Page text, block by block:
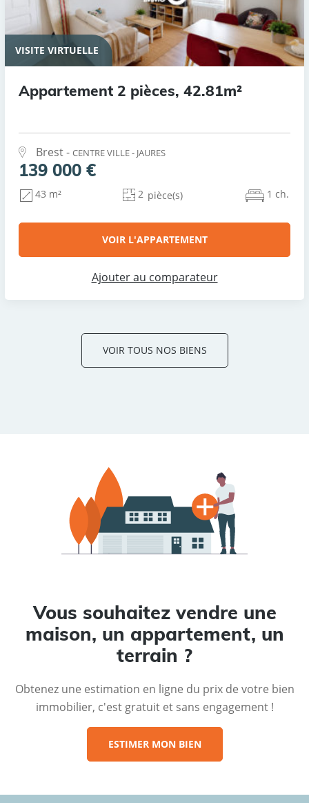
VISITE VIRTUELLE
Appartement 2 pièces, 42.81m²
Brest - CENTRE VILLE - JAURES
139 000 €
43 m² 2 pièce(s) 1 ch.
VOIR L'APPARTEMENT
Ajouter au comparateur
VOIR TOUS NOS BIENS
Vous souhaitez vendre une
maison, un appartement, un
terrain ?
Obtenez une estimation en ligne du prix de votre bien
immobilier, c'est gratuit et sans engagement !
ESTIMER MON BIEN